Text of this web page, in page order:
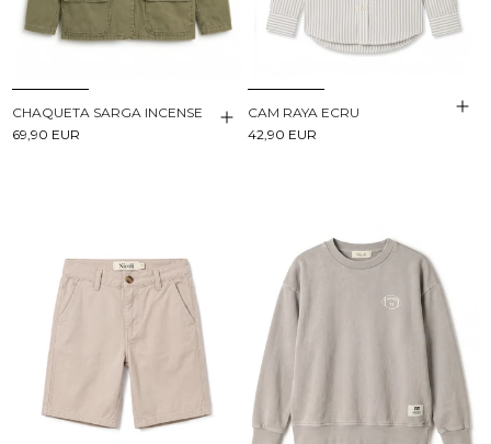
CHAQUETA SARGA INCENSE
69,90 EUR
CAM RAYA ECRU
42,90 EUR